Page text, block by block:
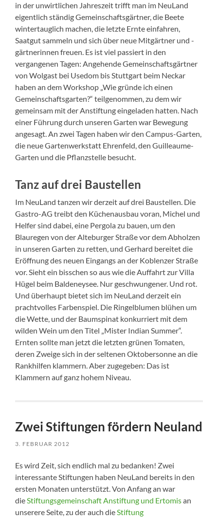
in der unwirtlichen Jahreszeit trifft man im NeuLand
eigentlich ständig Gemeinschaftsgärtner, die Beete
wintertauglich machen, die letzte Ernte einfahren,
Saatgut sammeln und sich über neue Mitgärtner und -
gärtnerinnen freuen. Es ist viel passiert in den
vergangenen Tagen: Angehende Gemeinschaftsgärtner
von Wolgast bei Usedom bis Stuttgart beim Neckar
haben an dem Workshop „Wie gründe ich einen
Gemeinschaftsgarten?“ teilgenommen, zu dem wir
gemeinsam mit der Anstiftung eingeladen hatten. Nach
einer Führung durch unseren Garten war Bewegung
angesagt. An zwei Tagen haben wir den Campus-Garten,
die neue Gartenwerkstatt Ehrenfeld, den Guilleaume-
Garten und die Pflanzstelle besucht.
Tanz auf drei Baustellen
Im NeuLand tanzen wir derzeit auf drei Baustellen. Die
Gastro-AG treibt den Küchenausbau voran, Michel und
Helfer sind dabei, eine Pergola zu bauen, um den
Blauregen von der Alteburger Straße vor dem Abholzen
in unseren Garten zu retten, und Gerhard bereitet die
Eröffnung des neuen Eingangs an der Koblenzer Straße
vor. Sieht ein bisschen so aus wie die Auffahrt zur Villa
Hügel beim Baldeneysee. Nur geschwungener. Und rot.
Und überhaupt bietet sich im NeuLand derzeit ein
prachtvolles Farbenspiel. Die Ringelblumen blühen um
die Wette, und der Baumspinat konkurriert mit dem
wilden Wein um den Titel „Mister Indian Summer“.
Ernten sollte man jetzt die letzten grünen Tomaten,
deren Zweige sich in der seltenen Oktobersonne an die
Rankhilfen klammern. Aber zugegeben: Das ist
Klammern auf ganz hohem Niveau.
Zwei Stiftungen fördern Neuland
3. FEBRUAR 2012
Es wird Zeit, sich endlich mal zu bedanken! Zwei
interessante Stiftungen haben NeuLand bereits in den
ersten Monaten unterstützt. Von Anfang an war
dieStiftungsgemeinschaft Anstiftung und Ertomisan
unserere Seite, zu der auch dieStiftung